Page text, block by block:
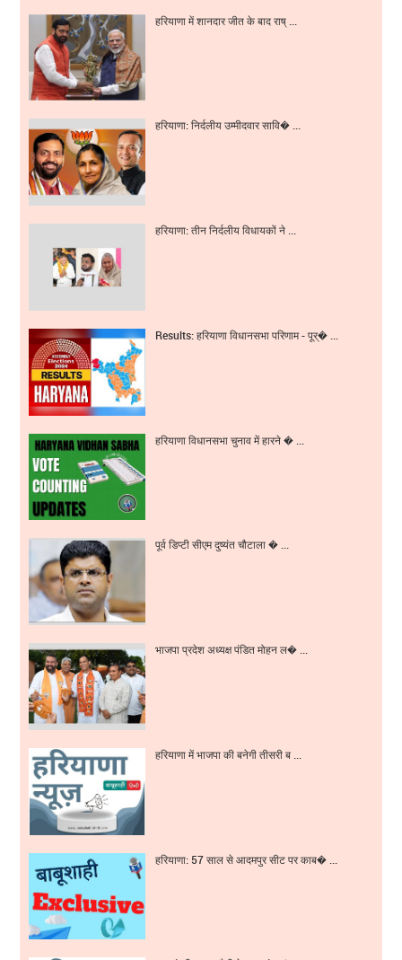
हरियाणा में शानदार जीत के बाद राष् ...
हरियाणा: निर्दलीय उम्मीदवार सावि� ...
हरियाणा: तीन निर्दलीय विधायकों ने ...
Results: हरियाणा विधानसभा परिणाम - पूर्� ...
हरियाणा विधानसभा चुनाव में हारने � ...
पूर्व डिप्टी सीएम दुष्यंत चौटाला � ...
भाजपा प्रदेश अध्यक्ष पंडित मोहन ल� ...
हरियाणा में भाजपा की बनेगी तीसरी ब ...
हरियाणा: 57 साल से आदमपुर सीट पर काब� ...